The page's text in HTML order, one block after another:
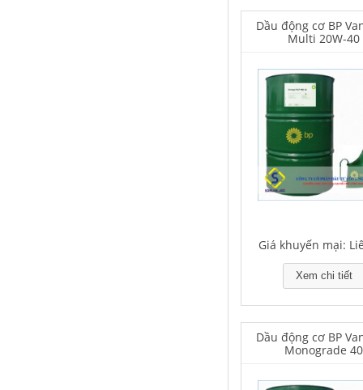
Dầu động cơ BP
Multi 20W-40
Giá khuyến mại:
Xem chi tiết
Dầu động cơ BP
Monograde 40